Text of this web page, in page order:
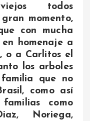
todos
momento,
con mucha
homenaje a
o a Carlitos el
los arboles
que no
como así
como
Noriega,